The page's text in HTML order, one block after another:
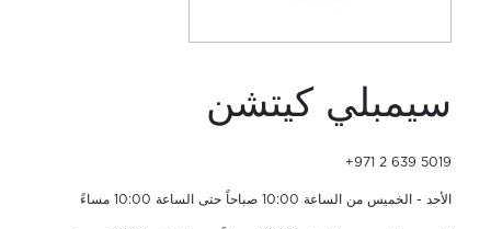
سيمبلي كيتشن
+971 2 639 5019
الأحد - الخميس من الساعة 10:00 صباحاً حتى الساعة 10:00 مساءً